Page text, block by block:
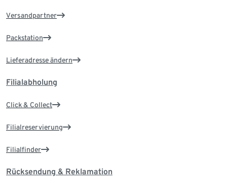
Versandpartner
Packstation
Lieferadresse ändern
Filialabholung
Click & Collect
Filialreservierung
Filialfinder
Rücksendung & Reklamation